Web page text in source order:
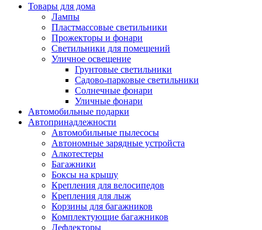
Товары для дома
Лампы
Пластмассовые светильники
Прожекторы и фонари
Светильники для помещений
Уличное освещение
Грунтовые светильники
Садово-парковые светильники
Солнечные фонари
Уличные фонари
Автомобильные подарки
Автопринадлежности
Автомобильные пылесосы
Автономные зарядные устройста
Алкотестеры
Багажники
Боксы на крышу
Крепления для велосипедов
Крепления для лыж
Корзины для багажников
Комплектующие багажников
Дефлекторы